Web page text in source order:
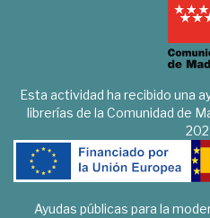
Esta actividad ha recibido una
librerías de la Comunidad de
Ayudas públicas para la